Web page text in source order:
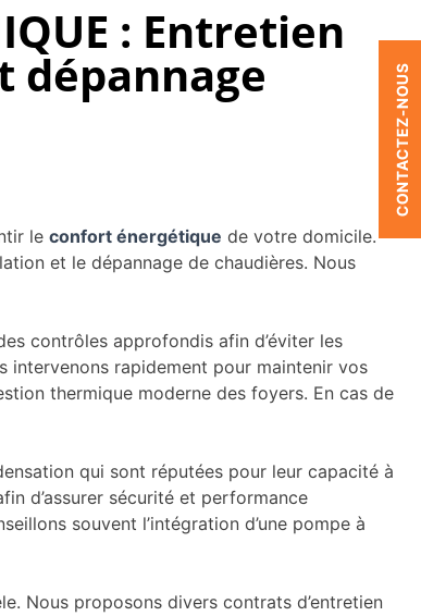
: Entretien
dépannage
le confort énergétique de votre domicile.
et le dépannage de chaudières. Nous
contrôles approfondis afin d’éviter les
rapidement pour maintenir vos
thermique moderne des foyers. En cas de
qui sont réputées pour leur capacité à
d’assurer sécurité et performance
souvent l’intégration d’une pompe à
Nous proposons divers contrats d’entretien
CONTACTEZ-NOUS